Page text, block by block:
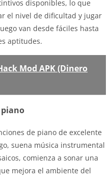
disponibles, lo que
el nivel de dificultad y jugar
van desde fáciles hasta
aptitudes.
Mod APK (Dinero
piano
de piano de excelente
suena música instrumental
comienza a sonar una
mejora el ambiente del